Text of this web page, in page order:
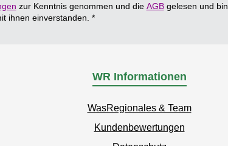
zur Kenntnis genommen und die AGBgelesen und bin
ihnen einverstanden. *
WR Informationen
WasRegionales & Team
Kundenbewertungen